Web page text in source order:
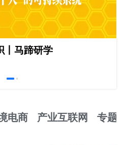
丨马蹄研学
电商 产业互联网 专题